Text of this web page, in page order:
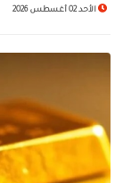
الأحد 02 أغسطس 2026